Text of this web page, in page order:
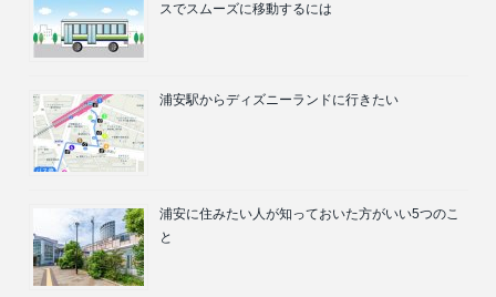
スでスムーズに移動するには
浦安駅からディズニーランドに行きたい
浦安に住みたい人が知っておいた方がいい5つのこ
と